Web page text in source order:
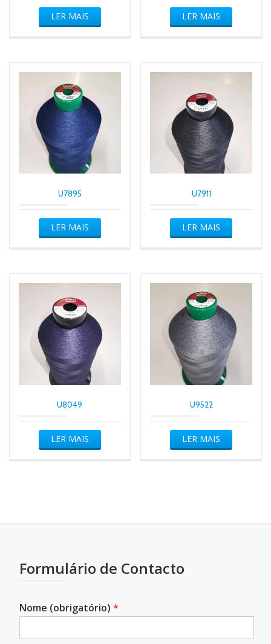
LER MAIS LER MAIS
U7895
LER MAIS
U7911
LER MAIS
U8049
LER MAIS
U9522
LER MAIS
Formulário de Contacto
Nome (obrigatório) *